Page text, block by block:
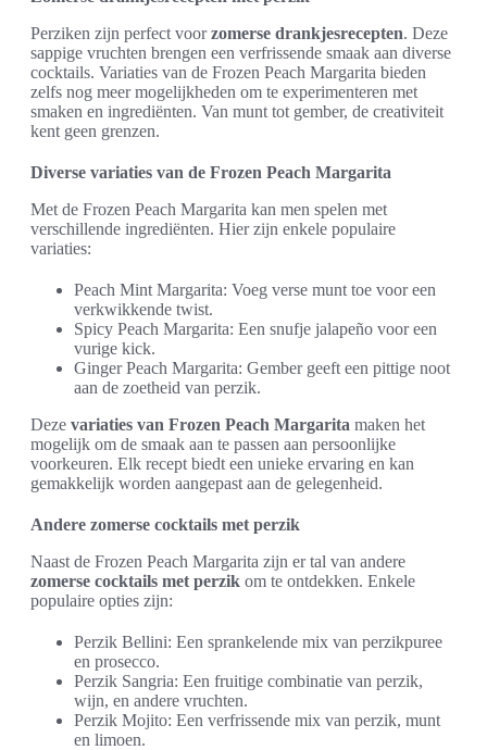
Perziken zijn perfect voorzomerse drankjesrecepten. Deze
sappige vruchten brengen een verfrissende smaak aan diverse
cocktails. Variaties van de Frozen Peach Margarita bieden
zelfs nog meer mogelijkheden om te experimenteren met
smaken en ingrediënten. Van munt tot gember, de creativiteit
kent geen grenzen.
Diverse variaties van de Frozen Peach Margarita
Met de Frozen Peach Margarita kan men spelen met
verschillende ingrediënten. Hier zijn enkele populaire
variaties:
Peach Mint Margarita: Voeg verse munt toe voor een
verkwikkende twist.
Spicy Peach Margarita: Een snufje jalapeño voor een
vurige kick.
Ginger Peach Margarita: Gember geeft een pittige noot
aan de zoetheid van perzik.
Deze variaties van Frozen Peach Margarita maken het
mogelijk om de smaak aan te passen aan persoonlijke
voorkeuren. Elk recept biedt een unieke ervaring en kan
gemakkelijk worden aangepast aan de gelegenheid.
Andere zomerse cocktails met perzik
Naast de Frozen Peach Margarita zijn er tal van andere
zomerse cocktails met perzik om te ontdekken. Enkele
populaire opties zijn:
Perzik Bellini: Een sprankelende mix van perzikpuree
en prosecco.
Perzik Sangria: Een fruitige combinatie van perzik,
wijn, en andere vruchten.
Perzik Mojito: Een verfrissende mix van perzik, munt
en limoen.